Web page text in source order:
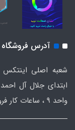
آدرس
شعبه اصلی اینتکس
واحد ۹ ، ساعات کار فروشگاه : ۱۰ صبح تا ۹ شب.